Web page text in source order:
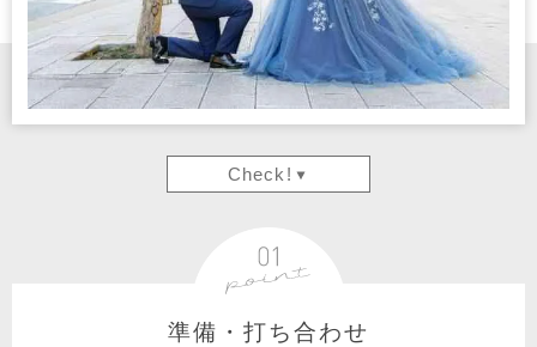
Check!
準備・打ち合わせ